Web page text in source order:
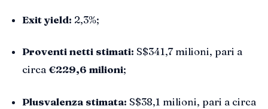
Exit yield: 2,3%;
Proventi netti stimati: S$341,7 milioni, pari a
circa€229,6 milioni;
Plusvalenza stimata: S$38,1 milioni, pari a circa